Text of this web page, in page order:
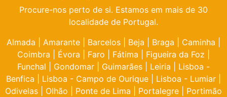
Procure-nos perto de si. Estamos em mais de 30
localidade de Portugal.
Almada
Amarante Barcelos Beja Braga Caminha
Coimbra
Évora Faro Fátima Figueira da Foz
Funchal
Gondomar Guimarães Leiria
Lisboa -
Benfica
Lisboa - Campo de Ourique Lisboa - Lumiar
Odivelas
Olhão Ponte de Lima Portalegre
Portimão